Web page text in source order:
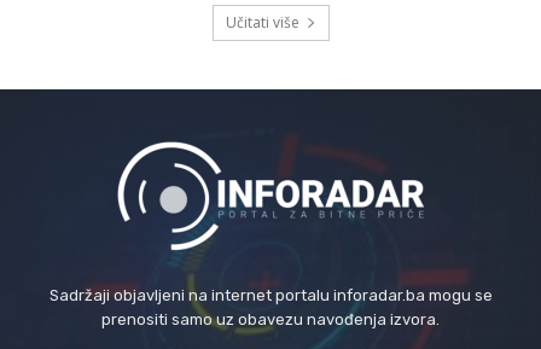
Učitati više
Sadržaji objavljeni na internet portalu inforadar.ba mogu se
prenositi samo uz obavezu navođenja izvora.